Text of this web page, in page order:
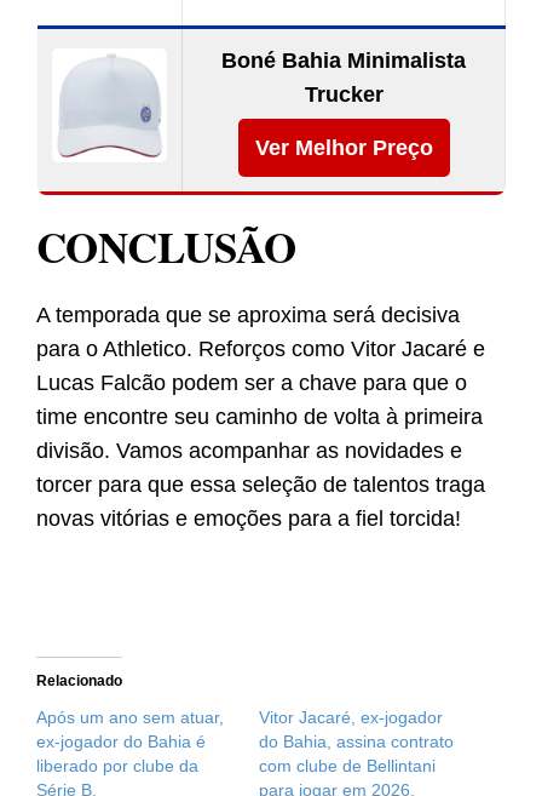
Boné Bahia Minimalista
Trucker
Ver Melhor Preço
CONCLUSÃO
A temporada que se aproxima será decisiva
para o Athletico. Reforços como Vitor Jacaré e
Lucas Falcão podem ser a chave para que o
time encontre seu caminho de volta à primeira
divisão. Vamos acompanhar as novidades e
torcer para que essa seleção de talentos traga
novas vitórias e emoções para a fiel torcida!
Relacionado
Após um ano sem atuar,
ex-jogador do Bahia é
liberado por clube da
Série B.
Vitor Jacaré, ex-jogador
do Bahia, assina contrato
com clube de Bellintani
para jogar em 2026.